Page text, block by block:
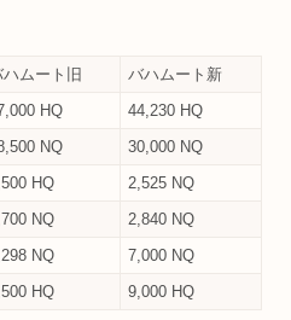
ハムート旧
バハムート新
HQ
44,230 HQ
NQ
30,000 NQ
HQ
2,525 NQ
NQ
2,840 NQ
NQ
7,000 NQ
HQ 9,000 HQ